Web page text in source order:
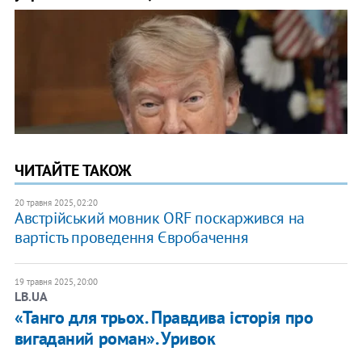
ЧИТАЙТЕ ТАКОЖ
20 травня 2025, 02:20
Австрійський мовник ORF поскаржився на
вартість проведення Євробачення
19 травня 2025, 20:00
LB.UA
«Танго для трьох. Правдива історія про
вигаданий роман». Уривок